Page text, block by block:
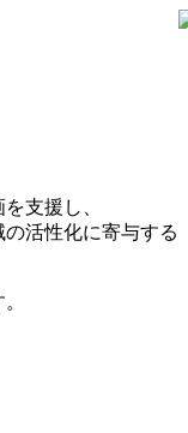
支援し、
活性化に寄与する